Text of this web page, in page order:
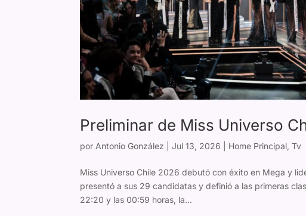
Preliminar de Miss Universo
por Antonio González |Jul 13, 2026 Home Principal,Tv
Miss Universo Chile 2026 debutó con éxito en Mega y
presentó a sus 29 candidatas y definió a las primeras
22:20 y las 00:59 horas, la...